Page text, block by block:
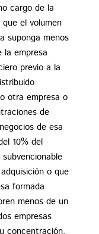
cargo de la
el volumen
suponga menos
la empresa
previo a la
otra empresa o
de
de esa
10% del
o que
formada
menos de un
empresas
concentración.